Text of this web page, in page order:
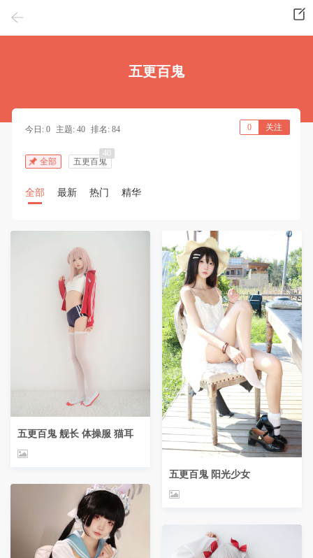
五更百鬼
今日: 0 主题: 40 排名: 84 0 关注
全部 五更百鬼
40
全部 最新 热门 精华
五更百鬼 舰长 体操服 猫耳
五更百鬼 阳光少女